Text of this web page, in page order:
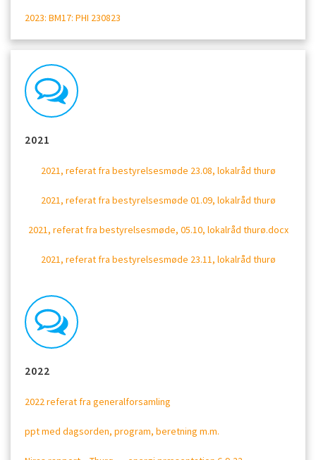
2023: BM17: PHI 230823
2021
2021, referat fra bestyrelsesmøde 23.08, lokalråd thurø
2021, referat fra bestyrelsesmøde 01.09, lokalråd thurø
2021, referat fra bestyrelsesmøde, 05.10, lokalråd thurø.docx
2021, referat fra bestyrelsesmøde 23.11, lokalråd thurø
2022
2022 referat fra generalforsamling
ppt med dagsorden, program, beretning m.m.